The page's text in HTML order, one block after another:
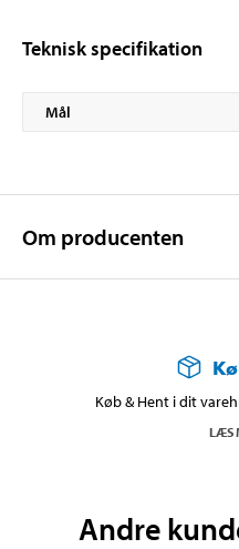
Teknisk specifikation
Mål
Om producenten
Køb & Hent i dit
LÆS
Andre